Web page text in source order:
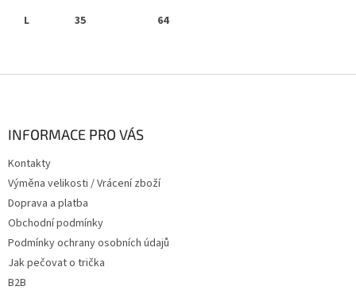
L 35 64
INFORMACE PRO VÁS
Kontakty
Výměna velikosti / Vrácení zboží
Doprava a platba
Obchodní podmínky
Podmínky ochrany osobních údajů
Jak pečovat o trička
B2B